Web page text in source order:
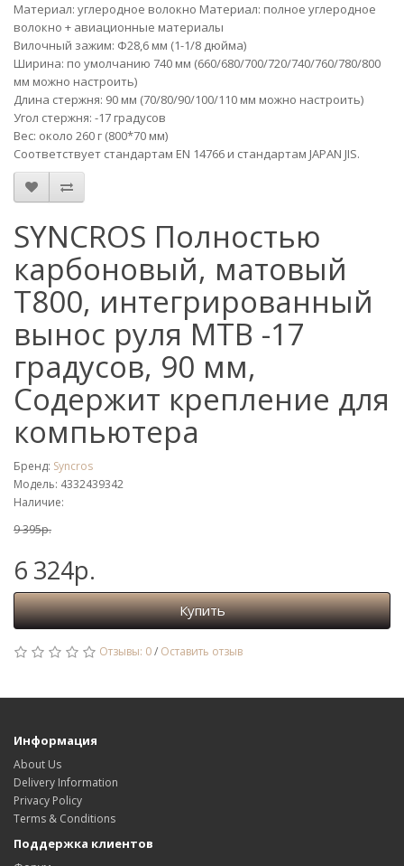
Материал: углеродное волокно Материал: полное углеродное
волокно + авиационные материалы
Вилочный зажим: Φ28,6 мм (1-1/8 дюйма)
Ширина: по умолчанию 740 мм (660/680/700/720/740/760/780/800
мм можно настроить)
Длина стержня: 90 мм (70/80/90/100/110 мм можно настроить)
Угол стержня: -17 градусов
Вес: около 260 г (800*70 мм)
Соответствует стандартам EN 14766 и стандартам JAPAN JIS.
SYNCROS Полностью
карбоновый, матовый
T800, интегрированный
вынос руля MTB -17
градусов, 90 мм,
Содержит крепление для
компьютера
Бренд: Syncros
Модель: 4332439342
Наличие:
9 395р.
6 324р.
Купить
Отзывы: 0/ Оставить отзыв
Информация
About Us
Delivery Information
Privacy Policy
Terms & Conditions
Поддержка клиентов